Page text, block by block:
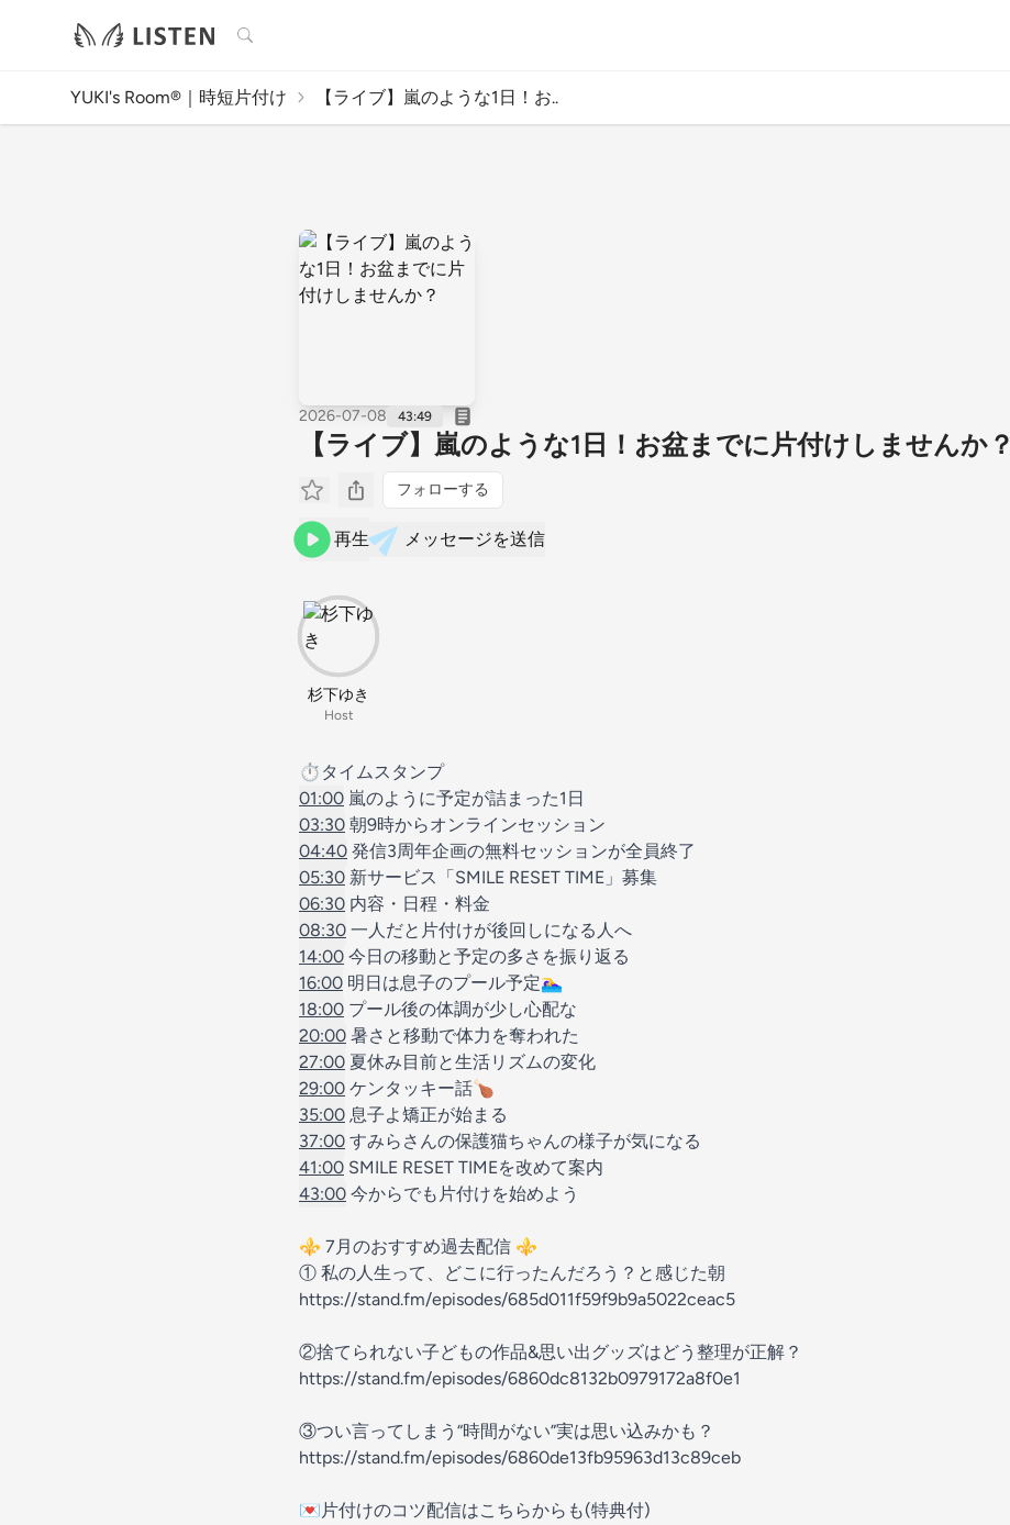
検索
YUKI's Room®︎｜時短片付け 【ライブ】嵐のような1日！お..
2026-07-08 43:49
【ライブ】嵐のような1日！お盆までに片付けしませんか？
フォローする
再生 メッセージを送信
杉下ゆき
Host
⏱️タイムスタンプ
01:00 嵐のように予定が詰まった1日
03:30 朝9時からオンラインセッション
04:40 発信3周年企画の無料セッションが全員終了
05:30 新サービス「SMILE RESET TIME」募集
06:30 内容・日程・料金
08:30 一人だと片付けが後回しになる人へ
14:00 今日の移動と予定の多さを振り返る
16:00 明日は息子のプール予定🏊‍♀️
18:00 プール後の体調が少し心配な
20:00 暑さと移動で体力を奪われた
27:00 夏休み目前と生活リズムの変化
29:00 ケンタッキー話🍗
35:00 息子よ矯正が始まる
37:00 すみらさんの保護猫ちゃんの様子が気になる
41:00 SMILE RESET TIMEを改めて案内
43:00 今からでも片付けを始めよう
⚜️ 7月のおすすめ過去配信 ⚜️
① 私の人生って、どこに行ったんだろう？と感じた朝
https://stand.fm/episodes/685d011f59f9b9a5022ceac5
②捨てられない子どもの作品&思い出グッズはどう整理が正解？
https://stand.fm/episodes/6860dc8132b0979172a8f0e1
③つい言ってしまう“時間がない”実は思い込みかも？
https://stand.fm/episodes/6860de13fb95963d13c89ceb
💌片付けのコツ配信はこちらからも(特典付)